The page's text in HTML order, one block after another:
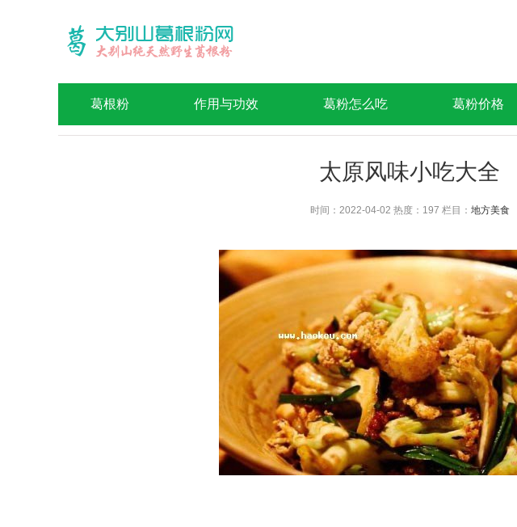
葛根粉 作用与功效 葛粉怎么吃 葛粉价格
太原风味小吃大全
时间：2022-04-02 热度： 197 栏目： 地方美食